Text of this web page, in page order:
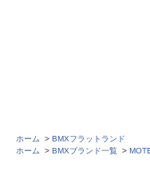
ホーム > BMXフラットランド
ホーム
> BMXブランド一覧 >